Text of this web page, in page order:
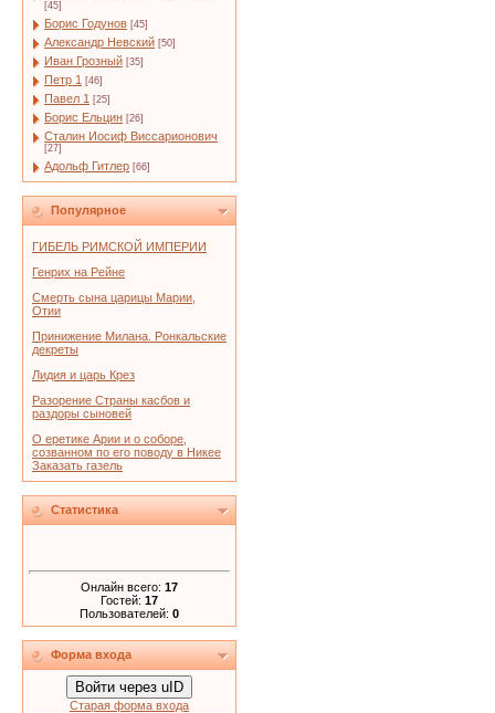
[45]
Борис Годунов [45]
Александр Невский [50]
Иван Грозный [35]
Петр 1 [46]
Павел 1 [25]
Борис Ельцин [26]
Сталин Иосиф Виссарионович
[27]
Адольф Гитлер [66]
Популярное
ГИБЕЛЬ РИМСКОЙ ИМПЕРИИ
Генрих на Рейне
Смерть сына царицы Марии,
Отии
Принижение Милана. Ронкальские
декреты
Лидия и царь Крез
Разорение Страны касбов и
раздоры сыновей
О еретике Арии и о соборе,
созванном по его поводу в Никее
Заказать газель
Статистика
Онлайн всего: 17
Гостей: 17
Пользователей: 0
Форма входа
Войти через uID
Старая форма входа